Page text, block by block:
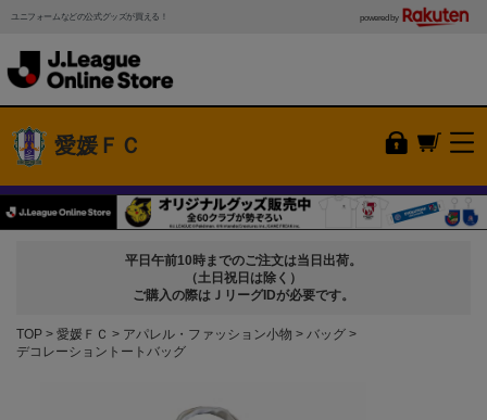
ユニフォームなどの公式グッズが買える！ powered by
愛媛ＦＣ
平日午前10時までのご注文は当日出荷。
（土日祝日は除く）
ご購入の際はＪリーグIDが必要です。
TOP 愛媛ＦＣ アパレル・ファッション小物
バッグ
デコレーショントートバッグ